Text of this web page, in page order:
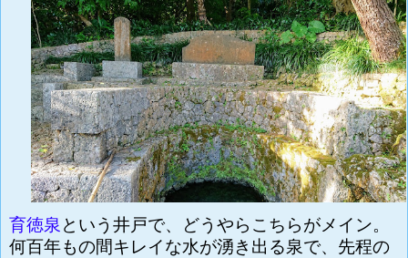
育徳泉 という井戸で、どうやらこちらがメイン。
何百年もの間キレイな水が湧き出る泉で、先程の